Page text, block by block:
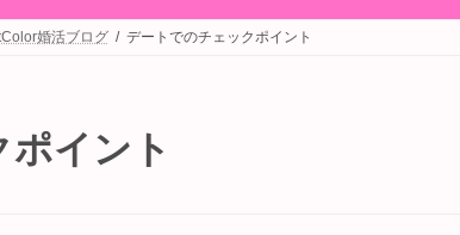
婚活ブログ デートでのチェックポイント
イント